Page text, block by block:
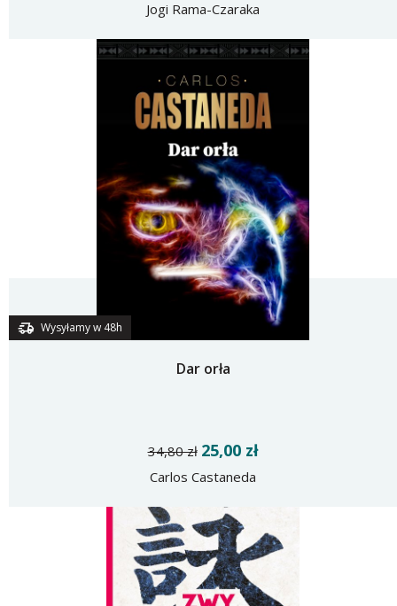
Jogi Rama-Czaraka
Wysyłamy w 48h
Dar orła
34,80 zł 25,00 zł
Carlos Castaneda